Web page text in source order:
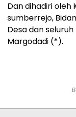
Dan dihadiri oleh
sumberrejo,
Desa dan
Margodadi (*).